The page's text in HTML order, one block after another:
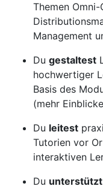
Themen Omni-
Management
Du gestaltest
hochwertiger
Basis des
(mehr
Du leitest
Tutorien vor
interaktiven
Du unterstützt